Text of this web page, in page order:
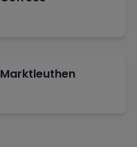
Marktleuthen